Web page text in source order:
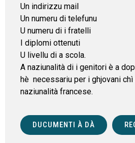
Un indirizzu mail
Un numeru di telefunu
U numeru di i fratelli
I diplomi ottenuti
U livellu di a scola.
A naziunalità di i genitori è a
hè necessariu per i ghjovani chì
naziunalità francese.
DUCUMENTI À DÀ